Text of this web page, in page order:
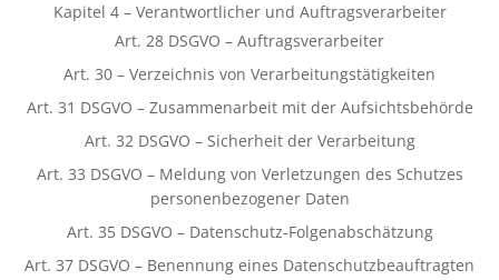
Kapitel 4 – Verantwortlicher und Auftragsverarbeiter
Art. 28 DSGVO – Auftragsverarbeiter
Art. 30 – Verzeichnis von Verarbeitungstätigkeiten
Art. 31 DSGVO – Zusammenarbeit mit der Aufsichtsbehörde
Art. 32 DSGVO – Sicherheit der Verarbeitung
Art. 33 DSGVO – Meldung von Verletzungen des Schutzes
personenbezogener Daten
Art. 35 DSGVO – Datenschutz-Folgenabschätzung
Art. 37 DSGVO – Benennung eines Datenschutzbeauftragten